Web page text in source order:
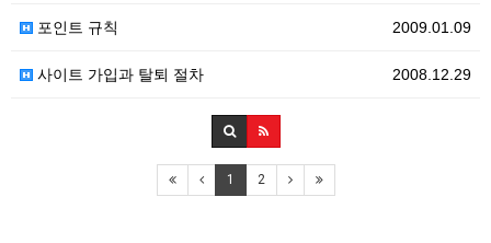
2009.01.09
포인트 규칙
2008.12.29
사이트 가입과 탈퇴 절차
1 2